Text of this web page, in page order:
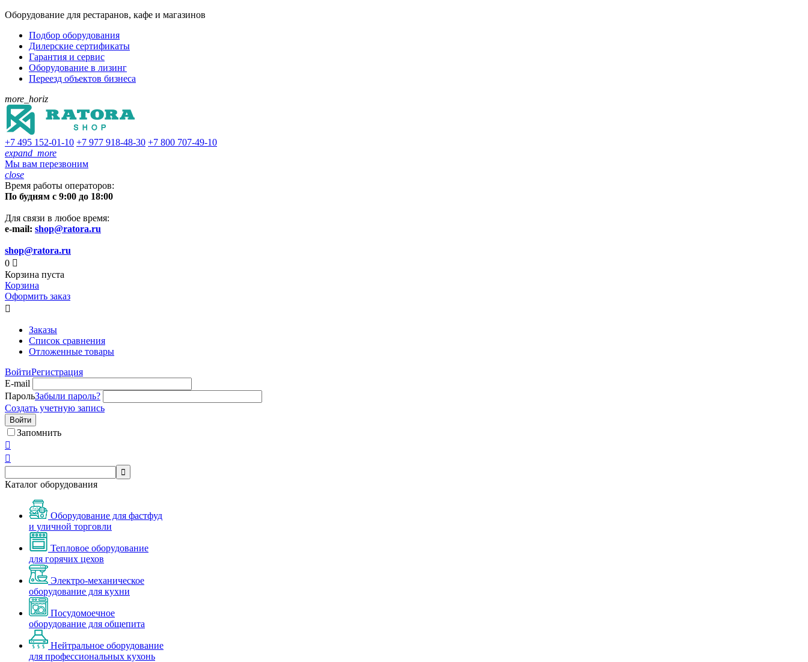
Оборудование для рестаранов, кафе и магазинов
Подбор оборудования
Дилерские сертификаты
Гарантия и сервис
Оборудование в лизинг
Переезд объектов бизнеса
more_horiz
+7 495 152-01-10 +7 977 918-48-30 +7 800 707-49-10
expand_more
Мы вам перезвоним
close
Время работы операторов:
По будням с 9:00 до 18:00
Для связи в любое время:
e-mail: shop@ratora.ru
shop@ratora.ru
0 
Корзина пуста
Корзина
Оформить заказ

Заказы
Список сравнения
Отложенные товары
ВойтиРегистрация
E-mail
ПарольЗабыли пароль?
Создать учетную запись
Войти
Запомнить



Каталог оборудования
Оборудование для фастфуд
и уличной торговли
Тепловое оборудование
для горячих цехов
Электро-механическое
оборудование для кухни
Посудомоечное
оборудование для общепита
Нейтральное оборудование
для профессиональных кухонь